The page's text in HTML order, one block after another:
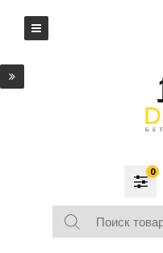
0